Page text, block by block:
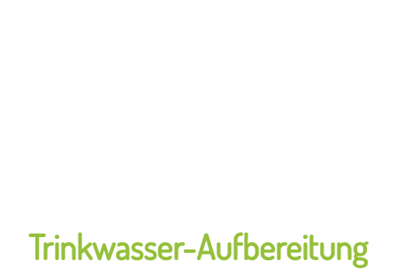
Trinkwasser-Aufbereitung